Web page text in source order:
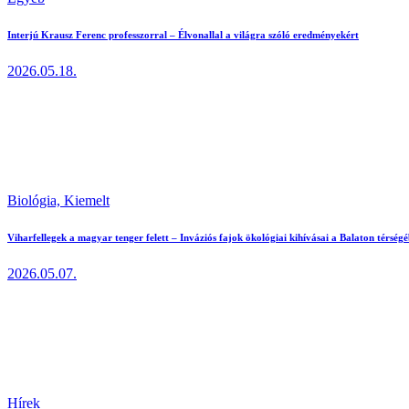
Interjú Krausz Ferenc professzorral – Élvonallal a világra szóló eredményekért
2026.05.18.
Biológia, Kiemelt
Viharfellegek a magyar tenger felett – Inváziós fajok ökológiai kihívásai a Balaton
2026.05.07.
Hírek